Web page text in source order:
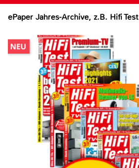
ePaper Jahres-Archive, z.B. Hifi Test